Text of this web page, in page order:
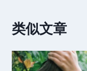
类似文章